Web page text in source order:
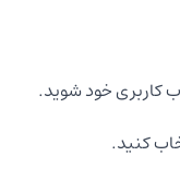
کاربری خود شوید.
کنید.